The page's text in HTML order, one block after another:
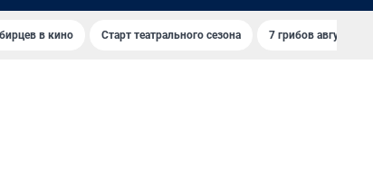
в кино Старт театрального сезона 7 грибов августа